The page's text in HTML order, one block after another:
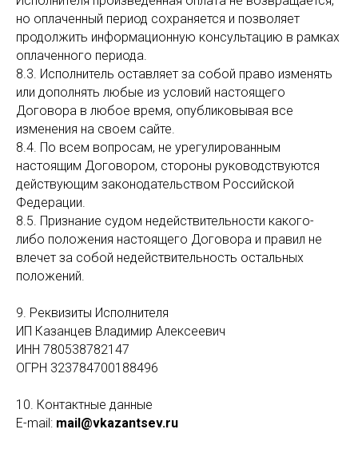
но оплаченный период сохраняется и позволяет
продолжить информационную консультацию в рамках
оплаченного периода.
8.3. Исполнитель оставляет за собой право изменять
или дополнять любые из условий настоящего
Договора в любое время, опубликовывая все
изменения на своем сайте.
8.4. По всем вопросам, не урегулированным
настоящим Договором, стороны руководствуются
действующим законодательством Российской
Федерации.
8.5. Признание судом недействительности какого-
либо положения настоящего Договора и правил не
влечет за собой недействительность остальных
положений.
9. Реквизиты Исполнителя
ИП Казанцев Владимир Алексеевич
ИНН 780538782147
ОГРН 323784700188496
10. Контактные данные
E-mail: mail@vkazantsev.ru